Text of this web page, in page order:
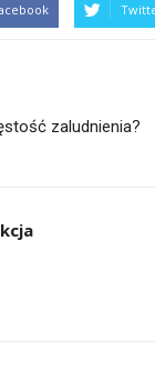
zaludnienia?